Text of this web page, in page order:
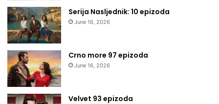
Serija Nasljednik: 10 epizoda
June 16, 2026
Crno more 97 epizoda
June 16, 2026
Velvet 93 epizoda